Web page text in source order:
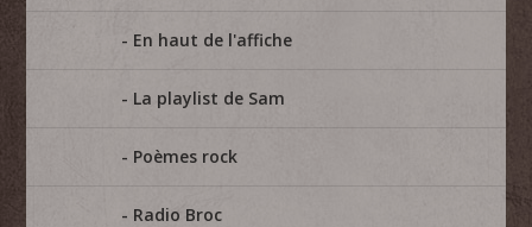
En haut de l'affiche
La playlist de Sam
Poèmes rock
Radio Broc